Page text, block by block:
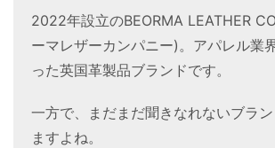
2022年設立のBEORMA LEATHER
ーマレザーカンパニー)。アパレル業
った英国革製品ブランドです。
一方で、まだまだ聞きなれないブラ
ますよね。